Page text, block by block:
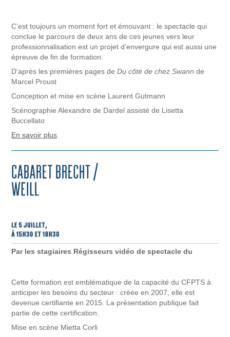
C’est toujours un moment fort et émouvant : le spectacle qui
conclue le parcours de deux ans de ces jeunes vers leur
professionnalisation est un projet d’envergure qui est aussi une
épreuve de fin de formation.
D’après les premières pages deDu côté de chez Swann de
Marcel Proust
Conception et mise en scène Laurent Gutmann
Scénographie Alexandre de Dardel assisté de Lisetta
Buccellato
En savoir plus
Par les stagiaires Régisseurs vidéo de spectacle du
Cette formation est emblématique de la capacité du CFPTS à
anticiper les besoins du secteur : créée en 2007, elle est
devenue certifiante en 2015. La présentation publique fait
partie de cette certification.
Mise en scène Mietta Corli